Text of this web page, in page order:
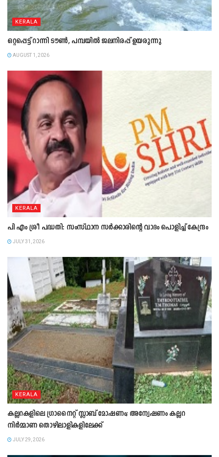
KERALA
ഒറ്റപ്പെട്ട് റാന്നി ടൗൺ, പമ്പയിൽ ജലനിരപ്പ് ഉയരുന്നു
AUGUST 1, 2026
KERALA
പി എം ശ്രീ പദ്ധതി: സംസ്ഥാന സർക്കാരിന്റെ വാദം പൊളിച്ച് കേന്ദ്രം
JULY 31, 2026
KERALA
കല്ലറകളിലെ ഗ്രാനൈറ്റ് സ്ലാബ് മോഷണം; അന്വേഷണം കല്ലറ
നിർമ്മാണ തൊഴിലാളികളിലേക്ക്
JULY 29, 2026